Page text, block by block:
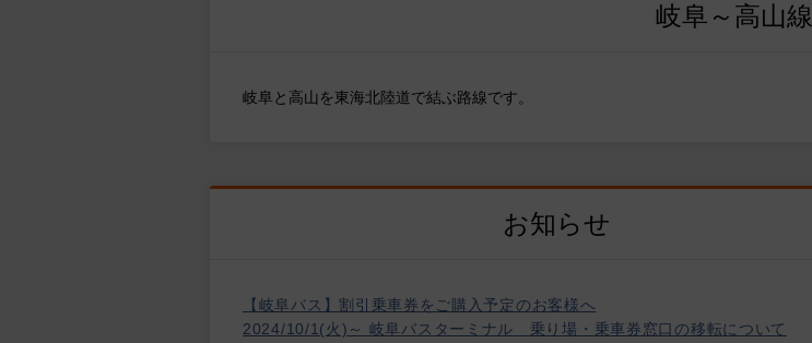
岐阜～高山線
岐阜と高山を東海北陸道で結ぶ路線です。
お知らせ
【岐阜バス】割引乗車券をご購入予定のお客様へ
2024/10/1(火)～ 岐阜バスターミナル 乗り場・乗車券窓口の移転について